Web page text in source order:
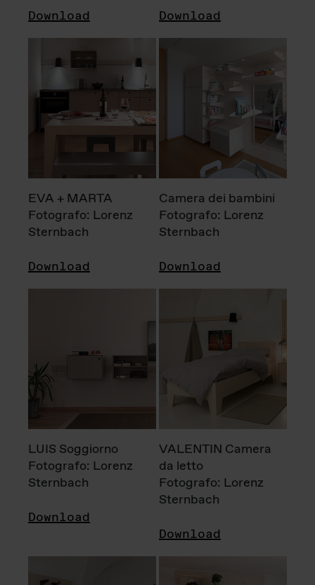
Download Download
EVA + MARTA
Fotografo: Lorenz
Sternbach
Download
Camera dei bambini
Fotografo: Lorenz
Sternbach
Download
LUIS Soggiorno
Fotografo: Lorenz
Sternbach
Download
VALENTIN Camera
da letto
Fotografo: Lorenz
Sternbach
Download